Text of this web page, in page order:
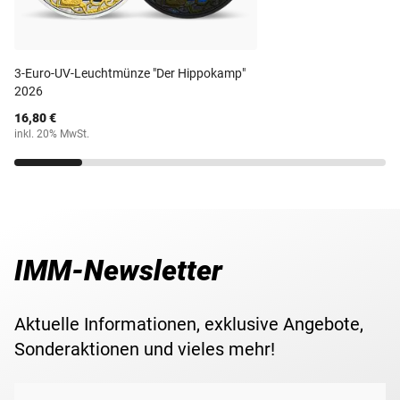
Kuschel-Adler und wurde in derhöchsten Prägequalität
Sichern Sie sich jetzt diese bezaubernde Geschenkidee!
Prägequalität /
Polierte Platte
Maße 11 mm
Gewicht
Lieferzeit 3-5 Werktage
3-Euro-UV-Leuchtmünze "Der Hippokamp"
2026
16,80 €
inkl. 20% MwSt.
IMM-Newsletter
Aktuelle Informationen, exklusive Angebote,
Sonderaktionen und vieles mehr!